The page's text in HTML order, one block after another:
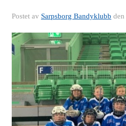
Postet av Sarpsborg Bandyklubb den